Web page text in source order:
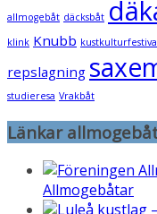
allmogebåt däcksbåt
klink Knubb
repslagning
studieresa Vrakbåt
Länkar
Allmogebåtar